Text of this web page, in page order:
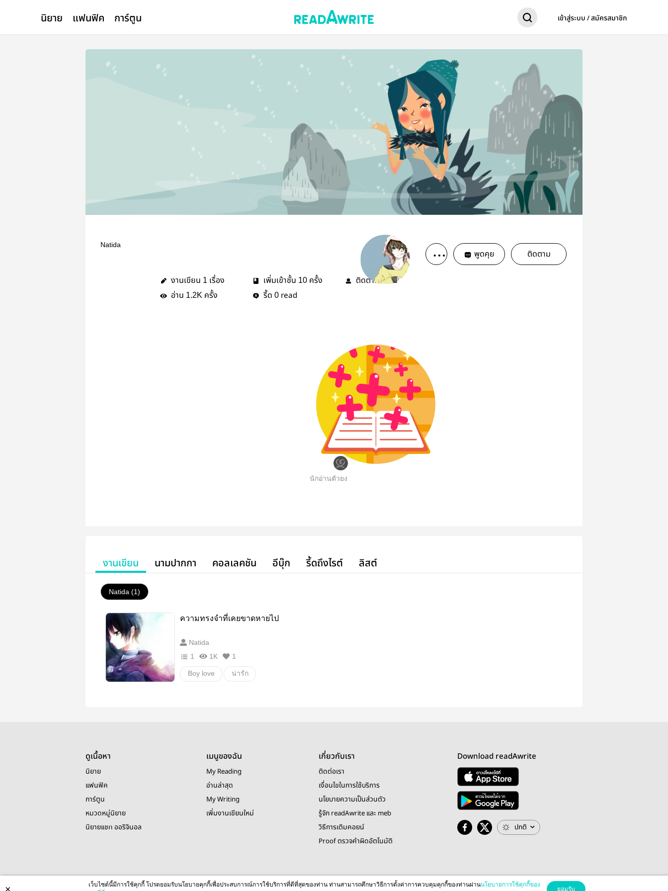
นิยาย แฟนฟิค การ์ตูน เข้าสู่ระบบ / สมัครสมาชิก
Natida
พูดคุย ติดตาม
งานเขียน 1 เรื่อง เพิ่มเข้าชั้น 10 ครั้ง ติดตาม0คน
อ่าน 1.2K ครั้ง รี้ด 0 read
นักอ่านตัวยง
งานเขียน นามปากกา คอลเลคชัน อีบุ๊ก รี้ดถึงไรต์ ลิสต์
Natida (1)
ความทรงจำที่เคยขาดหายไป
Natida
1
1K 1
Boy love น่ารัก
ดูเนื้อหา
นิยาย
แฟนฟิค
การ์ตูน
หมวดหมู่นิยาย
นิยายแชท ออริจินอล
เมนูของฉัน
My Reading
อ่านล่าสุด
My Writing
เพิ่มงานเขียนใหม่
เกี่ยวกับเรา
ติดต่อเรา
เงื่อนไขในการใช้บริการ
นโยบายความเป็นส่วนตัว
รู้จัก readAwrite และ meb
วิธีการเติมคอยน์
Proof ตรวจคำผิดอัตโนมัติ
Download readAwrite
ปกติ
© 2026 readAwrite.com by MEB Corporation Public Company Limited
This site is protected by reCAPTCHA and the Google
เว็บไซต์นี้มีการใช้คุกกี้ โปรดยอมรับนโยบายคุกกี้เพื่อประสบการณ์การใช้บริการที่ดีที่สุดของท่าน ท่านสามารถศึกษาวิธีการตั้งค่าการควบคุมคุกกี้ของท่านผ่านนโยบายการใช้คุกกี้ของ
ยอมรับ